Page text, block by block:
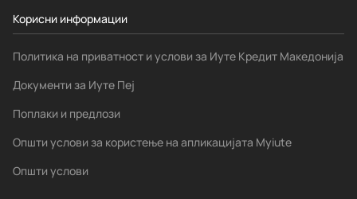
Корисни информации
Политика на приватност и услови за Иуте Кредит Македонија
Документи за Иуте Пеј
Поплаки и предлози
Општи услови за користење на апликацијата Myiute
Општи услови